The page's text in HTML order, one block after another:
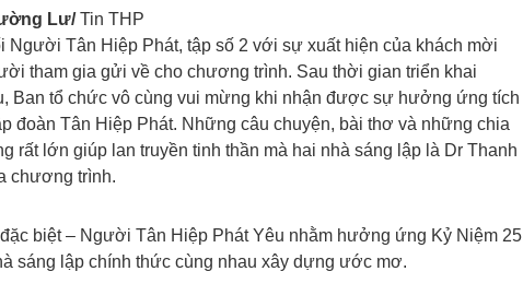
Lư/Tin THP
Người Tân Hiệp Phát, tập số 2 với sự xuất hiện của khách mời
tham gia gửi về cho chương trình. Sau thời gian triển khai
Ban tổ chức vô cùng vui mừng khi nhận được sự hưởng ứng tích
đoàn Tân Hiệp Phát. Những câu chuyện, bài thơ và những chia
rất lớn giúp lan truyền tinh thần mà hai nhà sáng lập là Dr Thanh
chương trình.
biệt – Người Tân Hiệp Phát Yêu nhằm hưởng ứng Kỷ Niệm 25
sáng lập chính thức cùng nhau xây dựng ước mơ.